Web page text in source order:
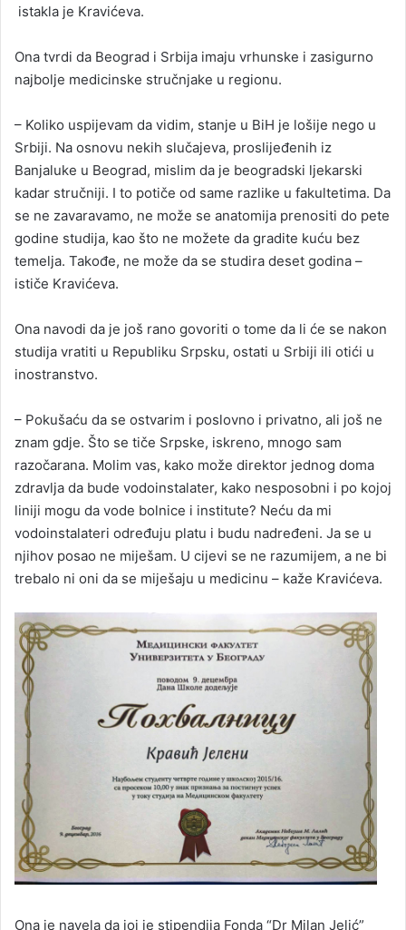
istakla je Kravićeva.
Ona tvrdi da Beograd i Srbija imaju vrhunske i zasigurno
najbolje medicinske stručnjake u regionu.
– Koliko uspijevam da vidim, stanje u BiH je lošije nego u
Srbiji. Na osnovu nekih slučajeva, proslijeđenih iz
Banjaluke u Beograd, mislim da je beogradski ljekarski
kadar stručniji. I to potiče od same razlike u fakultetima. Da
se ne zavaravamo, ne može se anatomija prenositi do pete
godine studija, kao što ne možete da gradite kuću bez
temelja. Takođe, ne može da se studira deset godina –
ističe Kravićeva.
Ona navodi da je još rano govoriti o tome da li će se nakon
studija vratiti u Republiku Srpsku, ostati u Srbiji ili otići u
inostranstvo.
– Pokušaću da se ostvarim i poslovno i privatno, ali još ne
znam gdje. Što se tiče Srpske, iskreno, mnogo sam
razočarana. Molim vas, kako može direktor jednog doma
zdravlja da bude vodoinstalater, kako nesposobni i po kojoj
liniji mogu da vode bolnice i institute? Neću da mi
vodoinstalateri određuju platu i budu nadređeni. Ja se u
njihov posao ne miješam. U cijevi se ne razumijem, a ne bi
trebalo ni oni da se miješaju u medicinu – kaže Kravićeva.
Ona je navela da joj je stipendija Fonda “Dr Milan Jelić”